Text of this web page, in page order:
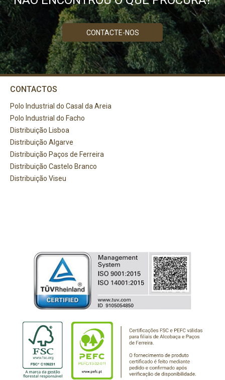
CONTACTE-NOS
CONTACTOS
Polo Industrial do Casal da Areia
Polo Industrial do Facho
Distribuição Lisboa
Distribuição Algarve
Distribuição Paços de Ferreira
Distribuição Castelo Branco
Distribuição Viseu